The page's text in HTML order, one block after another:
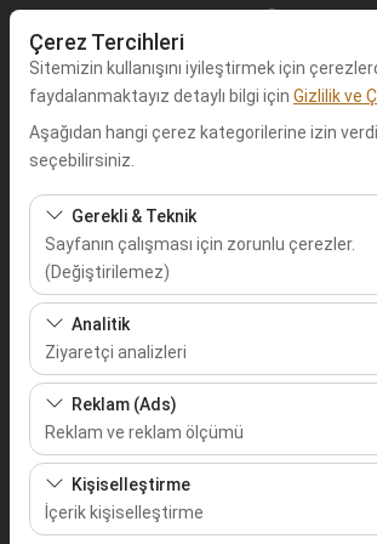
Çerez Tercihleri
Sitemizin kullanışını iyileştirmek için
faydalanmaktayız detaylı bilgi için Gizlilik ve
Aşağıdan hangi çerez kategorilerine izin
seçebilirsiniz.
Gerekli & Teknik
Sayfanın çalışması için zorunlu çerezler.
(Değiştirilemez)
Bu çerezler sitenin doğru şekilde çalışması,
oturum yönetimi ve temel işlevler için
dışı bırakılamaz.
Analitik
Ziyaretçi analizleri
Bu çerezler, sitemizin nasıl kullanıldığını
en çok ziyaret edilen sayfalar, kullanıcı
analiz etmemizi sağlar. Bu veriler, web
performansını ölçmek ve kullanıcı
iyileştirmek için kullanılır.
Reklam (Ads)
Reklam ve reklam ölçümü
Bu çerezler, size ilgi alanlarınıza uygun
reklamlar göstermemize ve reklam
etkinliğini (gösterim sayısı, tıklama oranı)
Kişiselleştirme
İçerik kişiselleştirme
Alış Lokasyonu
Muğla Fethiye
Aracı farklı bir lokasyona bırakacağım
Bırakış Tarih & Saat